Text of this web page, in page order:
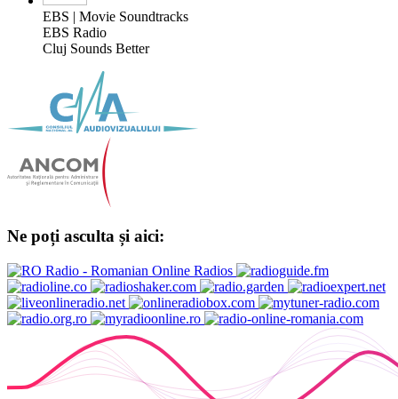
EBS | Movie Soundtracks
EBS Radio
Cluj Sounds Better
Ne poți asculta și aici: